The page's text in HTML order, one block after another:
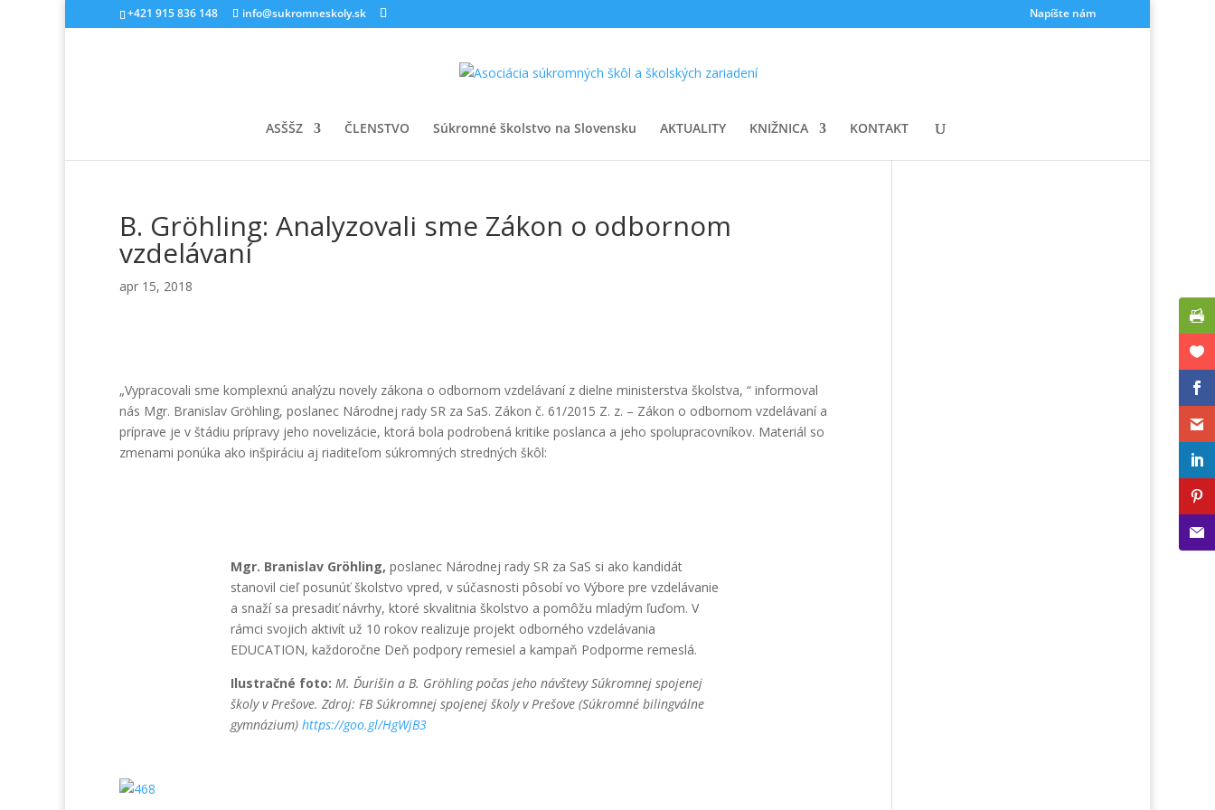
+421 915 836 148 info@sukromneskoly.sk Napíšte nám
ASŠŠZ ČLENSTVO Súkromné školstvo na Slovensku AKTUALITY KNIŽNICA KONTAKT
B. Gröhling: Analyzovali sme Zákon o odbornom
vzdelávaní
apr 15, 2018
„Vypracovali sme komplexnú analýzu novely zákona o odbornom vzdelávaní z dielne ministerstva školstva, “ informoval
nás Mgr. Branislav Gröhling, poslanec Národnej rady SR za SaS. Zákon č. 61/2015 Z. z. – Zákon o odbornom vzdelávaní a
príprave je v štádiu prípravy jeho novelizácie, ktorá bola podrobená kritike poslanca a jeho spolupracovníkov. Materiál so
zmenami ponúka ako inšpiráciu aj riaditeľom súkromných stredných škôl:
Mgr. Branislav Gröhling, poslanec Národnej rady SR za SaS si ako kandidát
stanovil cieľ posunúť školstvo vpred, v súčasnosti pôsobí vo Výbore pre vzdelávanie
a snaží sa presadiť návrhy, ktoré skvalitnia školstvo a pomôžu mladým ľuďom. V
rámci svojich aktivít už 10 rokov realizuje projekt odborného vzdelávania
EDUCATION, každoročne Deň podpory remesiel a kampaň Podporme remeslá.
Ilustračné foto: M. Ďurišin a B. Gröhling počas jeho návštevy Súkromnej spojenej
školy v Prešove. Zdroj: FB Súkromnej spojenej školy v Prešove (Súkromné bilingválne
gymnázium) https://goo.gl/HgWjB3